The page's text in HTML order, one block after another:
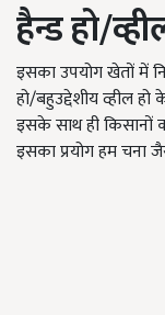
हैन्ड हो/
इसका उपयोग खेतों में
हो/बहुउद्देशीय व्हील
इसके साथ ही किसानों
इसका प्रयोग हम चना